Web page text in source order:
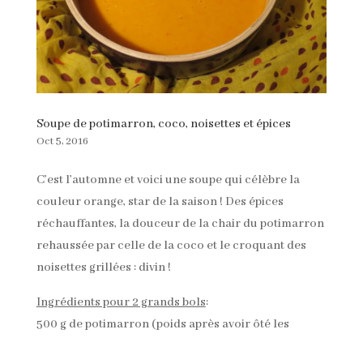
Soupe de potimarron, coco, noisettes et épices
Oct 5, 2016
C’est l’automne et voici une soupe qui célèbre la
couleur orange, star de la saison ! Des épices
réchauffantes, la douceur de la chair du potimarron
rehaussée par celle de la coco et le croquant des
noisettes grillées : divin !
Ingrédients pour 2 grands bols:
500 g de potimarron (poids après avoir ôté les